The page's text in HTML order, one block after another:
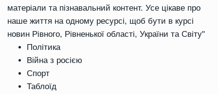
матеріали та пізнавальний контент. Усе цікаве про
наше життя на одному ресурсі, щоб бути в курсі
новин Рівного, Рівненької області, України та Світу"
Політика
Війна з росією
Спорт
Таблоїд